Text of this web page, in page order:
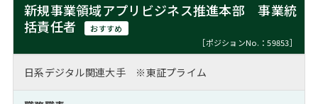
新規事業領域アプリビジネス推進本部 事業統
括責任者
おすすめ
［ポジションNo.：59853］
日系デジタル関連大手 ※東証プライム